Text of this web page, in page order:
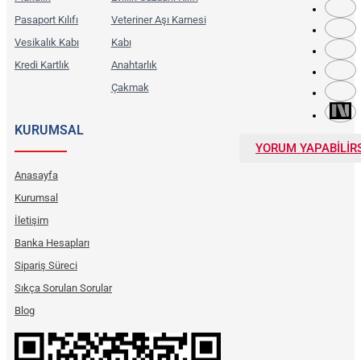
Pasaport Kılıfı
Vesikalık Kabı
Kredi Kartlık
Veteriner Aşı Karnesi
Kabı
Anahtarlık
Çakmak
KURUMSAL
Anasayfa
Kurumsal
İletişim
Banka Hesapları
Sipariş Süreci
Sıkça Sorulan Sorular
Blog
YORUM